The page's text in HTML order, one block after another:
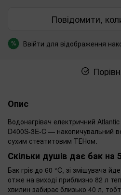
Повідомити,
% Ввійти для відображення
Опис
Водонагрівач електричний
D400S-3E-C — накопичувальний
сухим стеатитовим ТЕНом.
Скільки душів дає бак на
Бак гріє до 60 °C, зі змішувача
отже на виході приблизно 82 л
хвилин забирає близько 40 л,